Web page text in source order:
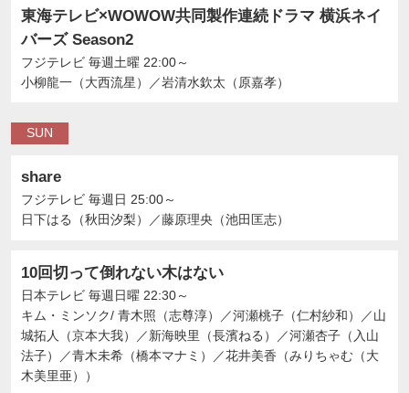
東海テレビ×WOWOW共同製作連続ドラマ 横浜ネイ
バーズ Season2
フジテレビ 毎週土曜 22:00～
小柳龍一（大西流星）
／岩清水欽太（原嘉孝）
SUN
share
フジテレビ 毎週日 25:00～
日下はる（秋田汐梨）
／藤原理央（池田匡志）
10回切って倒れない木はない
日本テレビ 毎週日曜 22:30～
キム・ミンソク/ 青木照（志尊淳）
／河瀬桃子（仁村紗和） ／山
城拓人（京本大我）
／新海映里（長濱ねる） ／河瀬杏子（入山
法子）
／青木未希（橋本マナミ） ／花井美香（みりちゃむ（大
木美里亜））